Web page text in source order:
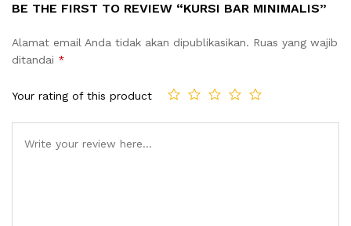
BE THE FIRST TO REVIEW “KURSI BAR MINIMALIS”
Alamat email Anda tidak akan dipublikasikan. Ruas yang wajib
ditandai *
Your rating of this product